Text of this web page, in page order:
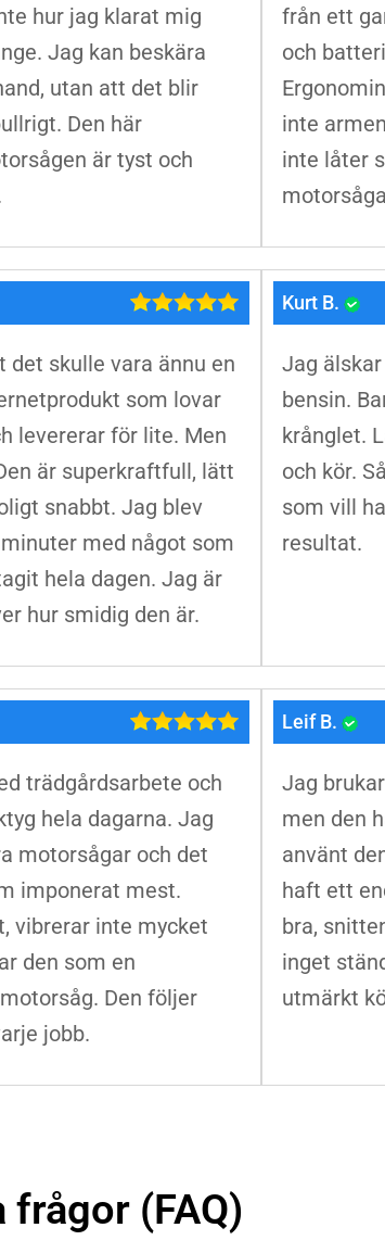
hur jag klarat mig
Jag kan beskära
utan att det blir
Den här
är tyst och
från ett
och
inte
inte låter
det skulle vara ännu en
som lovar
levererar för lite. Men
är superkraftfull, lätt
snabbt. Jag blev
med något som
hela dagen. Jag är
hur smidig den är.
Kurt B.
Jag
bensin.
krånglet.
och kör.
som vill
resultat.
trädgårdsarbete och
hela dagarna. Jag
motorsågar och det
imponerat mest.
vibrerar inte mycket
den som en
Den följer
jobb.
Leif B.
Jag
men den
använt
haft ett
bra,
inget
utmärkt
frågor (FAQ)